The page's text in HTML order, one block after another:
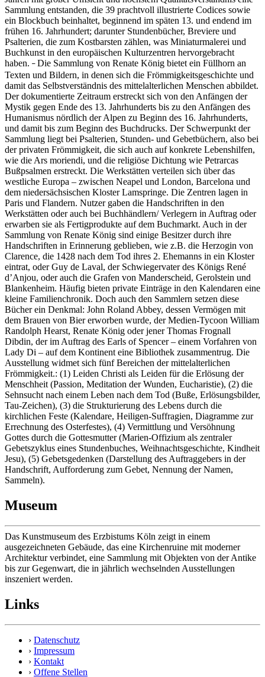
Sammlung entstanden, die 39 prachtvoll illustrierte Codices sowie
ein Blockbuch beinhaltet, beginnend im späten 13. und endend im
frühen 16. Jahrhundert; darunter Stundenbücher, Breviere und
Psalterien, die zum Kostbarsten zählen, was Miniaturmalerei und
Buchkunst in den europäischen Kulturzentren hervorgebracht
haben. – Die Sammlung von Renate König bietet ein Füllhorn an
Texten und Bildern, in denen sich die Frömmigkeitsgeschichte und
damit das Selbstverständnis des mittelalterlichen Menschen abbildet.
Der dokumentierte Zeitraum erstreckt sich von den Anfängen der
Mystik gegen Ende des 13. Jahrhunderts bis zu den Anfängen des
Humanismus nördlich der Alpen zu Beginn des 16. Jahrhunderts,
und damit bis zum Beginn des Buchdrucks. Der Schwerpunkt der
Sammlung liegt bei Psalterien, Stunden- und Gebetbüchern, also bei
der privaten Frömmigkeit, die sich auch auf konkrete Lebenshilfen,
wie die Ars moriendi, und die religiöse Dichtung wie Petrarcas
Bußpsalmen erstreckt. Die Werkstätten verteilen sich über das
westliche Europa – zwischen Neapel und London, Barcelona und
dem niedersächsischen Kloster Lamspringe. Die Zentren lagen in
Paris und Flandern. Nutzer gaben die Handschriften in den
Werkstätten oder auch bei Buchhändlern/ Verlegern in Auftrag oder
erwarben sie als Fertigprodukte auf dem Buchmarkt. Auch in der
Sammlung von Renate König sind einige Besitzer durch ihre
Handschriften in Erinnerung geblieben, wie z.B. die Herzogin von
Clarence, die 1428 nach dem Tod ihres 2. Ehemanns in ein Kloster
eintrat, oder Guy de Laval, der Schwiegervater des Königs René
d’Anjou, oder auch die Grafen von Manderscheid, Gerolstein und
Blankenheim. Häufig bieten private Einträge in den Kalendaren eine
kleine Familienchronik. Doch auch den Sammlern setzen diese
Bücher ein Denkmal: John Roland Abbey, dessen Vermögen mit
dem Brauen von Bier erworben wurde, der Medien-Tycoon William
Randolph Hearst, Renate König oder jener Thomas Frognall
Dibdin, der im Auftrag des Earls of Spencer – einem Vorfahren von
Lady Di – auf dem Kontinent eine Bibliothek zusammentrug. Die
Ausstellung widmet sich fünf Bereichen der mittelalterlichen
Frömmigkeit.: (1) Leiden Christi als Leiden für die Erlösung der
Menschheit (Passion, Meditation der Wunden, Eucharistie), (2) die
Sehnsucht nach einem Leben nach dem Tod (Buße, Erlösungsbilder,
Tau-Zeichen), (3) die Strukturierung des Lebens durch die
kirchlichen Feste (Kalendare, Heiligen-Suffragien, Diagramme zur
Errechnung des Osterfestes), (4) Vermittlung und Versöhnung
Gottes durch die Gottesmutter (Marien-Offizium als zentraler
Gebetszyklus eines Stundenbuches, Weihnachtsgeschichte, Kindheit
Jesu), (5) Gebetsgedenken (Darstellung des Auftraggebers in der
Handschrift, Aufforderung zum Gebet, Nennung der Namen,
Sammeln).
Museum
Das Kunstmuseum des Erzbistums Köln zeigt in einem
ausgezeichneten Gebäude, das eine Kirchenruine mit moderner
Architektur verbindet, eine Sammlung mit Objekten von der Antike
bis zur Gegenwart, die in jährlich wechselnden Ausstellungen
inszeniert werden.
Links
› Datenschutz
› Impressum
› Kontakt
› Offene Stellen